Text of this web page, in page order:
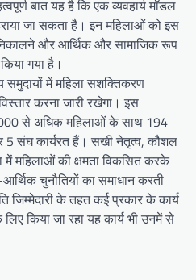
बात यह है कि एक व्यवहार्य मॉडल
जा सकता है। इन महिलाओं को इस
और आर्थिक और सामाजिक रूप
गया है।
समुदायों में महिला सशक्तिकरण
करना जारी रखेगा। इस
से अधिक महिलाओं के साथ 194
5 संघ कार्यरत हैं। सखी नेतृत्व, कौशल
में महिलाओं की क्षमता विकसित करके
चुनौतियों का समाधान करती
जिम्मेदारी के तहत कई प्रकार के कार्य
किया जा रहा यह कार्य भी उनमें से